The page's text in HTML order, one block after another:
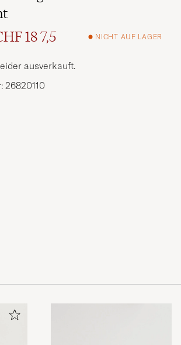
Preis18 7,5 NICHT AUF LAGER
ausverkauft.
26820110